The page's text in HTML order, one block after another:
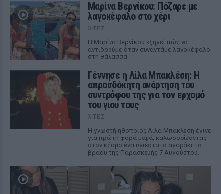
Μαρίνα Βερνίκου: Πόζαρε με
λαγοκέφαλο στο χέρι
ΧΤΕΣ
Η Μαρίνα Βερνίκου εξηγεί πώς να
αντιδρούμε όταν συναντάμε λαγοκέφαλο
στη θάλασσα
Γέννησε η Λίλα Μπακλέση: Η
απροσδόκητη ανάρτηση του
συντρόφου της για τον ερχομό
του γιου τους
ΧΤΕΣ
Η γνωστή ηθοποιός Λίλα Μπακλέση έγινε
για πρώτη φορά μαμά, καλωσορίζοντας
στον κόσμο ένα υγιέστατο αγοράκι το
βράδυ της Παρασκευής 7 Αυγούστου.